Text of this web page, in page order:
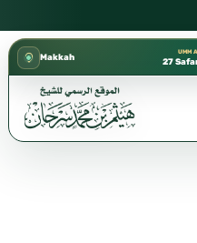
Makkah
UMM
27